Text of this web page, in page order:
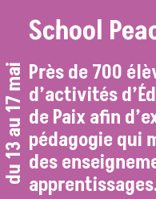
School
du 13 au 17 mai Près de 700
d’activités
de Paix afin
pédagogie qui
des